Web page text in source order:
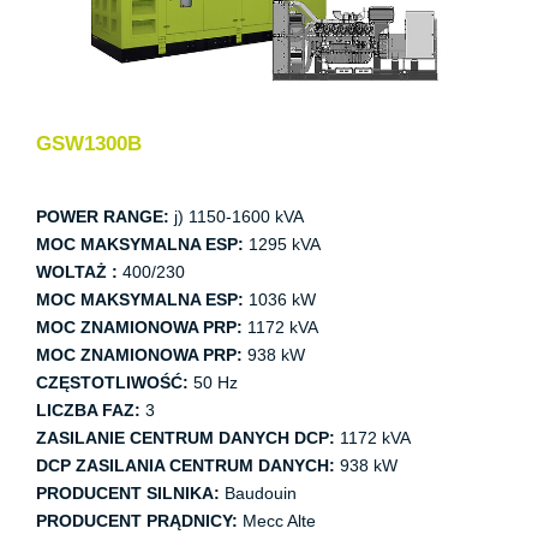
GSW1300B
POWER RANGE: j) 1150-1600 kVA
MOC MAKSYMALNA ESP: 1295 kVA
WOLTAŻ : 400/230
MOC MAKSYMALNA ESP: 1036 kW
MOC ZNAMIONOWA PRP: 1172 kVA
MOC ZNAMIONOWA PRP: 938 kW
CZĘSTOTLIWOŚĆ: 50 Hz
LICZBA FAZ: 3
ZASILANIE CENTRUM DANYCH DCP: 1172 kVA
DCP ZASILANIA CENTRUM DANYCH: 938 kW
PRODUCENT SILNIKA: Baudouin
PRODUCENT PRĄDNICY: Mecc Alte